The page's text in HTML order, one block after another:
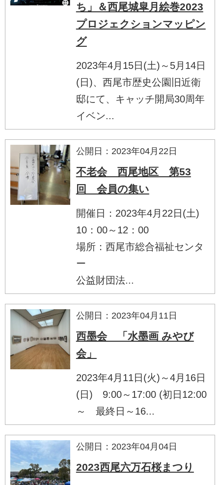
ち」＆西尾城皐月絵巻2023
プロジェクションマッピン
グ
2023年4月15日(土)～5月14日
(日)、西尾市歴史公園旧近衛
邸にて、キャッチ開局30周年
イベン...
公開日：2023年04月22日
不老会 西尾地区 第53
回 会員の集い
開催日：2023年4月22日(土)
10：00～12：00
場所：西尾市総合福祉センタ
ー
公益財団法...
公開日：2023年04月11日
西墨会 「水墨画 みやび
会」
2023年4月11日(火)～4月16日
(日) 9:00～17:00 (初日12:00
～ 最終日～16...
公開日：2023年04月04日
2023西尾六万石桜まつり